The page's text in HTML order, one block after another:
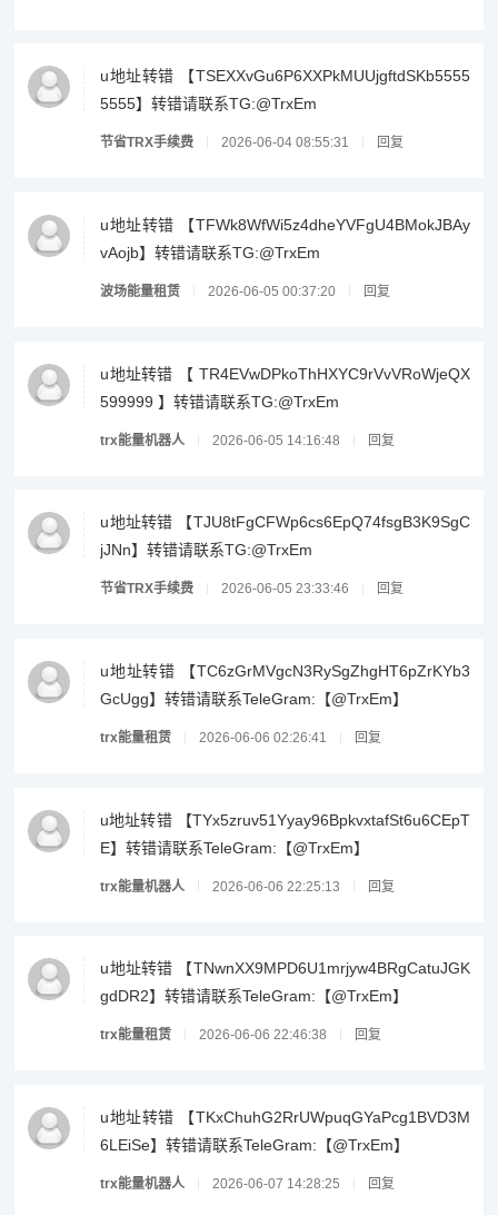
u地址转错 【TSEXXvGu6P6XXPkMUUjgftdSKb5555
5555】转错请联系TG:@TrxEm
节省TRX手续费 2026-06-04 08:55:31 回复
u地址转错 【TFWk8WfWi5z4dheYVFgU4BMokJBAy
vAojb】转错请联系TG:@TrxEm
波场能量租赁 2026-06-05 00:37:20 回复
u地址转错 【 TR4EVwDPkoThHXYC9rVvVRoWjeQX
599999 】转错请联系TG:@TrxEm
trx能量机器人 2026-06-05 14:16:48 回复
u地址转错 【TJU8tFgCFWp6cs6EpQ74fsgB3K9SgC
jJNn】转错请联系TG:@TrxEm
节省TRX手续费 2026-06-05 23:33:46 回复
u地址转错 【TC6zGrMVgcN3RySgZhgHT6pZrKYb3
GcUgg】转错请联系TeleGram:【@TrxEm】
trx能量租赁 2026-06-06 02:26:41 回复
u地址转错 【TYx5zruv51Yyay96BpkvxtafSt6u6CEpT
E】转错请联系TeleGram:【@TrxEm】
trx能量机器人 2026-06-06 22:25:13 回复
u地址转错 【TNwnXX9MPD6U1mrjyw4BRgCatuJGK
gdDR2】转错请联系TeleGram:【@TrxEm】
trx能量租赁 2026-06-06 22:46:38 回复
u地址转错 【TKxChuhG2RrUWpuqGYaPcg1BVD3M
6LEiSe】转错请联系TeleGram:【@TrxEm】
trx能量机器人 2026-06-07 14:28:25 回复